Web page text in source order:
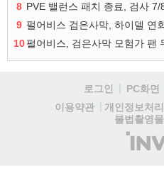
8 PVE 밸런스 패치 종료, 검사
9 펄어비스 검은사막, 하이델 연
10
로그인 PC화면
이용약관
개인정보처
불법촬영